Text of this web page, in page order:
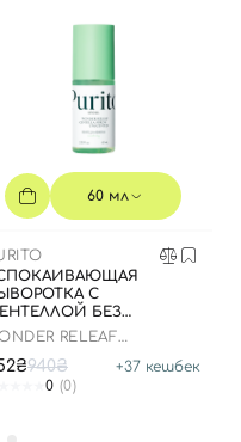
60 мл
С
БЕЗ
МАСЕЛ, 60 МЛ
RELEAF
940₴ +37 кешбек
0 (0)
Регистрация